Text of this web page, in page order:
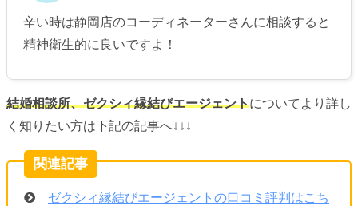
辛い時は静岡店のコーディネーターさんに相談すると
精神衛生的に良いですよ！
結婚相談所、ゼクシィ縁結びエージェントについてより詳し
く知りたい方は下記の記事へ↓↓↓
ゼクシィ縁結びエージェントの口コミ評判はこち